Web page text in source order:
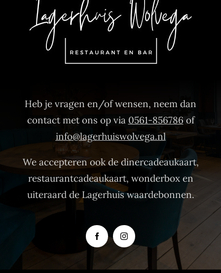
Heb je vragen en/of wensen, neem dan
contact met ons op via 0561-856786 of
info@lagerhuiswolvega.nl
We accepteren ook de dinercadeaukaart,
restaurantcadeaukaart, wonderbox en
uiteraard de Lagerhuis waardebonnen.